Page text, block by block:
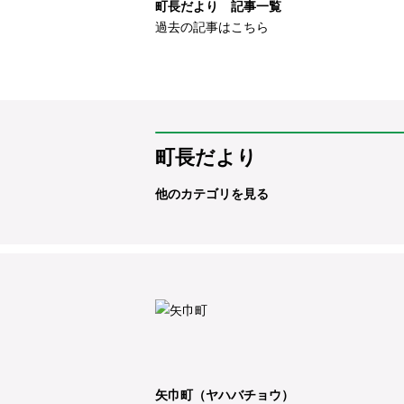
町長だより 記事一覧
過去の記事はこちら
町長だより
他のカテゴリを見る
矢巾町（ヤハバチョウ）